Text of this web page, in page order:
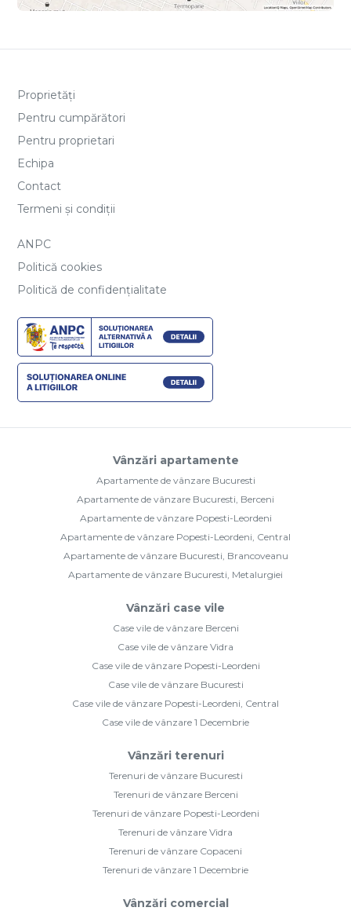
Proprietăți
Pentru cumpărători
Pentru proprietari
Echipa
Contact
Termeni și condiții
ANPC
Politică cookies
Politică de confidențialitate
Vânzări apartamente
Apartamente de vânzare Bucuresti
Apartamente de vânzare Bucuresti, Berceni
Apartamente de vânzare Popesti-Leordeni
Apartamente de vânzare Popesti-Leordeni, Central
Apartamente de vânzare Bucuresti, Brancoveanu
Apartamente de vânzare Bucuresti, Metalurgiei
Vânzări case vile
Case vile de vânzare Berceni
Case vile de vânzare Vidra
Case vile de vânzare Popesti-Leordeni
Case vile de vânzare Bucuresti
Case vile de vânzare Popesti-Leordeni, Central
Case vile de vânzare 1 Decembrie
Vânzări terenuri
Terenuri de vânzare Bucuresti
Terenuri de vânzare Berceni
Terenuri de vânzare Popesti-Leordeni
Terenuri de vânzare Vidra
Terenuri de vânzare Copaceni
Terenuri de vânzare 1 Decembrie
Vânzări comercial